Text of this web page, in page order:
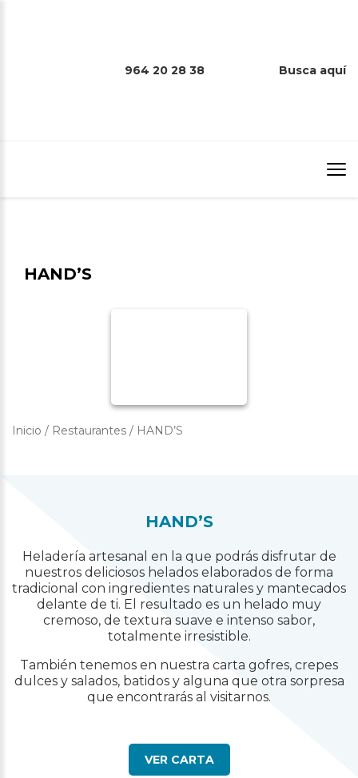
964 20 28 38 Busca aquí
HAND’S
Inicio / Restaurantes / HAND’S
HAND’S
Heladería artesanal en la que podrás disfrutar de
nuestros deliciosos helados elaborados de forma
tradicional con ingredientes naturales y mantecados
delante de ti. El resultado es un helado muy
cremoso, de textura suave e intenso sabor,
totalmente irresistible.
También tenemos en nuestra carta gofres, crepes
dulces y salados, batidos y alguna que otra sorpresa
que encontrarás al visitarnos.
VER CARTA